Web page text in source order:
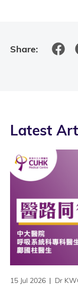
Share:
Latest
15 Jul 2026 Dr